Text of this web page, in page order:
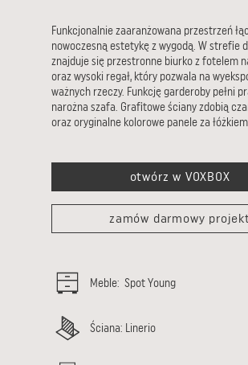
Funkcjonalnie zaaranżowana przestrzeń
nowoczesną estetykę z wygodą. W strefie
znajduje się przestronne biurko z fotelem
oraz wysoki regał, który pozwala na
ważnych rzeczy. Funkcję garderoby pełni
narożna szafa. Grafitowe ściany zdobią
oraz oryginalne kolorowe panele za łóżkiem.
otwórz w VOXBOX
zamów darmowy
Meble: Spot Young
Ściana: Linerio